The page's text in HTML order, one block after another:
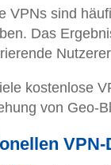
VPNs sind
Das
kostenlose
von Geo-
VPN-